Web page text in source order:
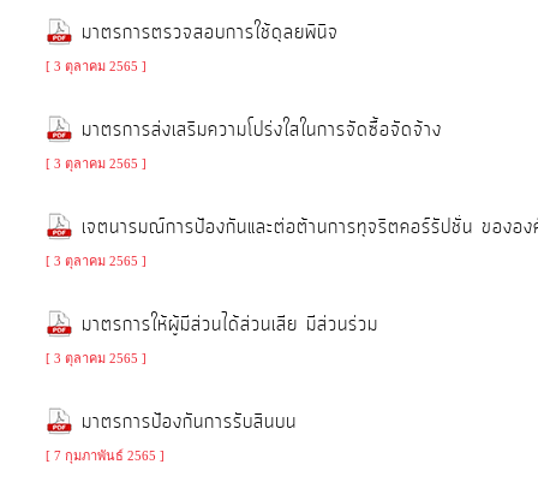
คลัง
แผนการ
การ
ทุจริต
การ
ดำเนิน
เพื่อ
ป้องกัน
ทุจริต
มาตรการ
มาตรการตรวจสอบการใช้ดุลยพินิจ
[ 3 ตุลาคม 2565 ]
มาตรการส่งเสริมความโปร่งใสในการจัดซื้อจัดจ้าง
[ 3 ตุลาคม 2565 ]
เจตนารมณ์การป้องกันและต่อต้านการทุจริตคอร์รัปชั่น ของอ
[ 3 ตุลาคม 2565 ]
มาตรการให้ผู้มีส่วนได้ส่วนเสีย มีส่วนร่วม
[ 3 ตุลาคม 2565 ]
มาตรการป้องกันการรับสินบน
[ 7 กุมภาพันธ์ 2565 ]